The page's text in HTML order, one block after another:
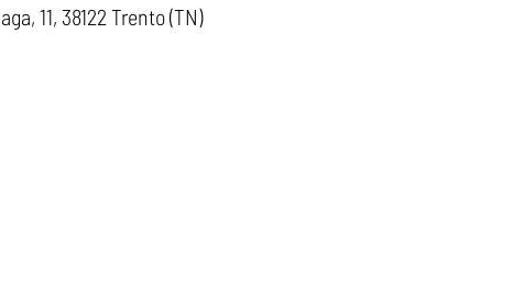
11, 38122 Trento (TN)